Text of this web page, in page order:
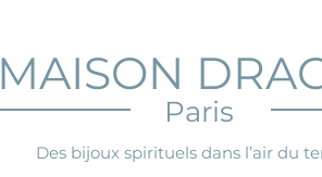
Paris
MAISON
Des bijoux spirituels dans l’air du